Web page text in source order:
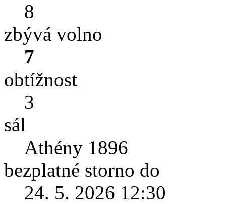
8
zbývá volno
7
obtížnost
3
sál
Athény 1896
bezplatné storno do
24. 5. 2026 12:30